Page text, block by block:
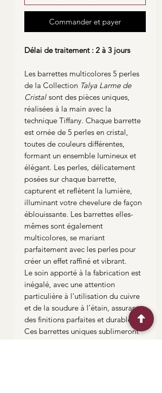
Commander et payer
Délai de traitement : 2 à 3 jours
Les barrettes multicolores 5 perles
de la Collection Talya Larme de
Cristal sont des pièces uniques,
réalisées à la main avec la
technique Tiffany. Chaque barrette
est ornée de 5 perles en cristal,
toutes de couleurs différentes,
formant un ensemble lumineux et
élégant. Les perles, délicatement
posées sur chaque barrette,
capturent et reflètent la lumière,
illuminant votre chevelure de façon
éblouissante. Les barrettes elles-
mêmes sont également
multicolores, se mariant
parfaitement avec les perles pour
créer un effet raffiné et vibrant.
Le soin apporté à la fabrication est
inégalé, avec une attention
particulière à l'utilisation du cuivre
et de la soudure à l’étain, assurant
des finitions parfaites et durables.
Ces barrettes uniques sublimeront